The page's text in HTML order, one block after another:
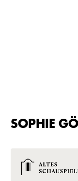
SOPHIE